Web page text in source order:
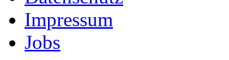
Impressum
Jobs